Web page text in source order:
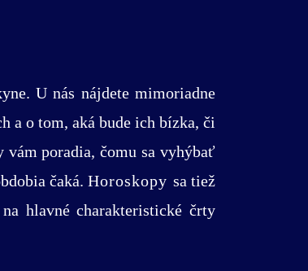
U nás nájdete mimoriadne
a o tom, aká bude ich bízka, či
vám poradia, čomu sa vyhýbať
čaká.Horoskopy sa tiež
hlavné charakteristické črty